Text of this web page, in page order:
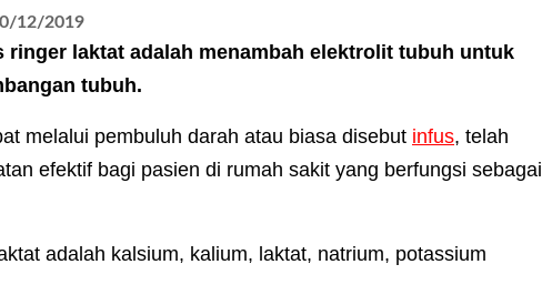
12/2019
ringer laktat adalah menambah elektrolit tubuh untuk
tubuh.
melalui pembuluh darah atau biasa disebut infus, telah
efektif bagi pasien di rumah sakit yang berfungsi sebagai
adalah kalsium, kalium, laktat, natrium, potassium